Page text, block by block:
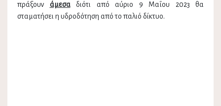
πράξουν άμεσαδιότι από αύριο 9 Μαΐου 2023 θα
σταματήσει η υδροδότηση από το παλιό δίκτυο.